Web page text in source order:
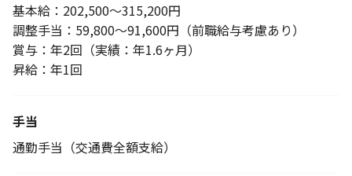
基本給：202,500～315,200円
調整手当：59,800～91,600円（前職給与考慮あり）
賞与：年2回（実績：年1.6ヶ月）
昇給：年1回
手当
通勤手当（交通費全額支給）